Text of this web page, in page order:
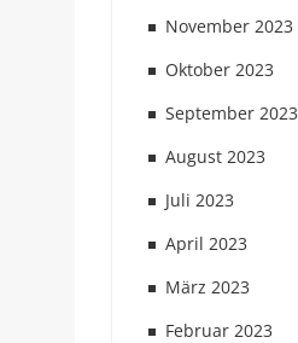
November 2023
Oktober 2023
September 2023
August 2023
Juli 2023
April 2023
März 2023
Februar 2023